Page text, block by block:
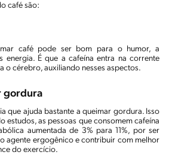
café são:
café pode ser bom para o humor, a
energia. É que a cafeína entra na corrente
o cérebro, auxiliando nesses aspectos.
gordura
que ajuda bastante a queimar gordura. Isso
estudos, as pessoas que consomem cafeína
aumentada de 3% para 11%, por ser
agente ergogênico e contribuir com melhor
do exercício.